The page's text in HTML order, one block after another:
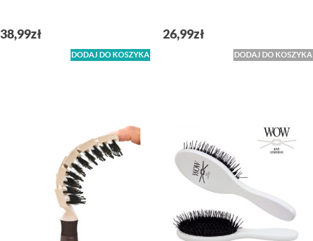
38,99zł
DODAJ DO KOSZYKA
26,99zł
DODAJ DO KOSZYKA